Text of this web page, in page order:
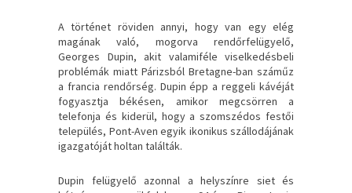
A történet röviden annyi, hogy van egy elég
magának való, mogorva rendőrfelügyelő,
Georges Dupin, akit valamiféle viselkedésbeli
problémák miatt Párizsból Bretagne-ban száműz
a francia rendőrség. Dupin épp a reggeli kávéját
fogyasztja békésen, amikor megcsörren a
telefonja és kiderül, hogy a szomszédos festői
település, Pont-Aven egyik ikonikus szállodájának
igazgatóját holtan találták.
Dupin felügyelő azonnal a helyszínre siet és